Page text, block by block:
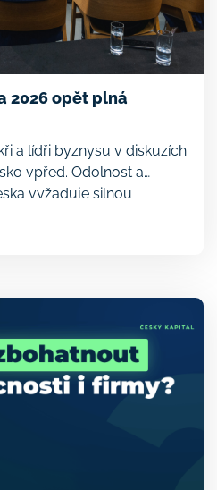
2026 opět plná
a lídři byznysu v diskuzích
vpřed. Odolnost a
vyžaduje silnou
stojí v cestě českým
letos […]